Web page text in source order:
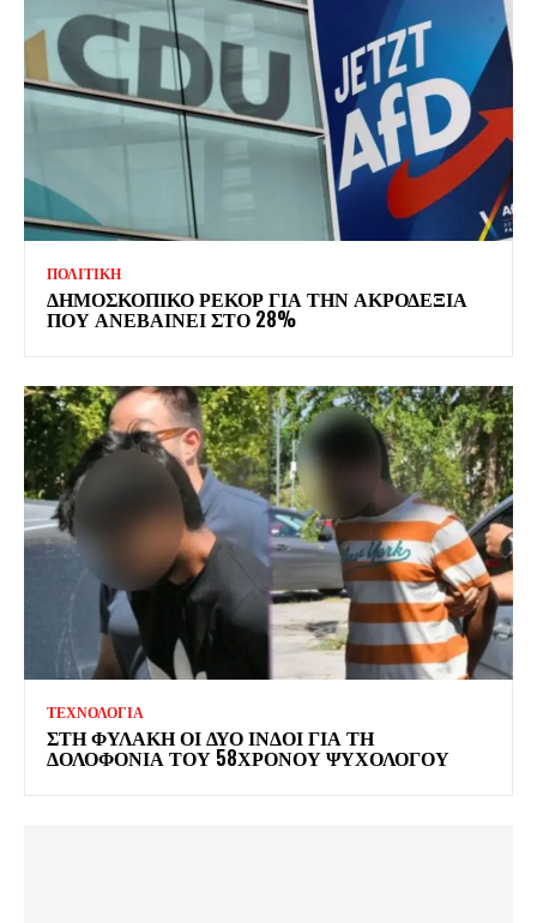
ΠΟΛΙΤΙΚΗ
ΔΗΜΟΣΚΟΠΙΚΟ ΡΕΚΟΡ ΓΙΑ ΤΗΝ ΑΚΡΟΔΕΞΙΑ
ΠΟΥ ΑΝΕΒΑΙΝΕΙ ΣΤΟ 28%
ΤΕΧΝΟΛΟΓΙΑ
ΣΤΗ ΦΥΛΑΚΗ ΟΙ ΔΥΟ ΙΝΔΟΙ ΓΙΑ ΤΗ
ΔΟΛΟΦΟΝΙΑ ΤΟΥ 58ΧΡΟΝΟΥ ΨΥΧΟΛΟΓΟΥ